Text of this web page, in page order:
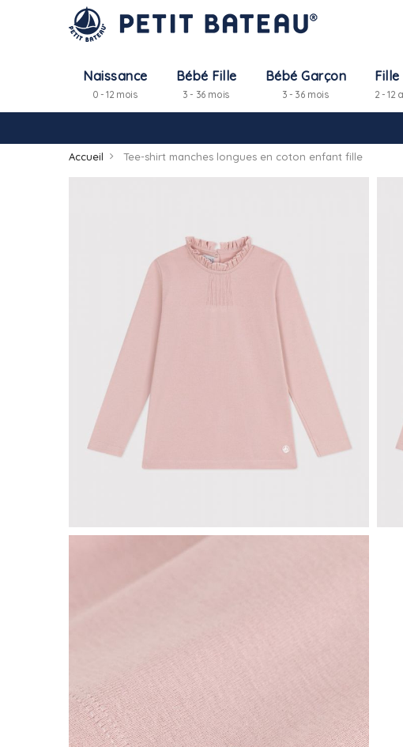
Naissance
0 - 12 mois
Bébé Fille
3 - 36 mois
Bébé Garçon
3 - 36 mois
Fille
2 - 12
-10%
Accueil Tee-shirt manches longues en coton enfant fille